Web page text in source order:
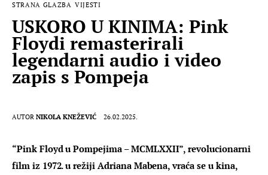
STRANA GLAZBA VIJESTI
USKORO U KINIMA: Pink
Floydi remasterirali
legendarni audio i video
zapis s Pompeja
AUTOR NIKOLA KNEŽEVIĆ 26.02.2025.
“Pink Floyd u Pompejima – MCMLXXII”, revolucionarni
film iz 1972. u režiji Adriana Mabena, vraća se u kina,